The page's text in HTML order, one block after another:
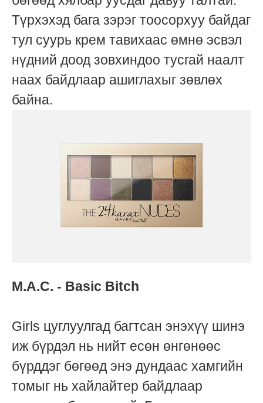
Түрхэхэд бага зэрэг тоосорхуу байдаг
тул суурь крем тавихаас өмнө эсвэл
нүдний доод зовхиндоо тусгай наалт
наах байдлаар ашиглахыг зөвлөх
байна.
M.A.C. - Basic Bitch
Girls цуглуулгад багтсан энэхүү шинэ
иж бүрдэл нь нийт есөн өнгөнөөс
бүрддэг бөгөөд энэ дундаас хамгийн
томыг нь хайлайтер байдлаар